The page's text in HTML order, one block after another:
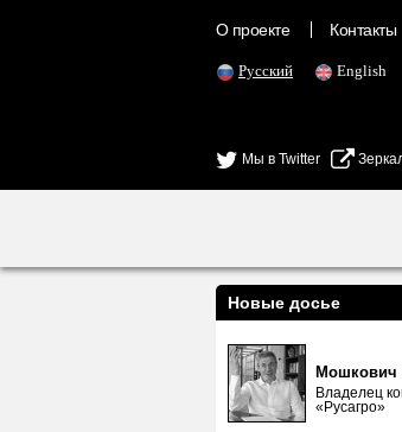
О проекте Контакты
Русский English
Мы в Twitter
Новые досье
Мошкович
Владелец
«Русагро»